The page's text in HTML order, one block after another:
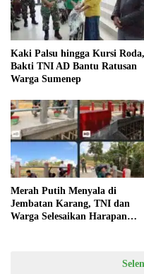
Kaki Palsu hingga Kursi Roda,
Bakti TNI AD Bantu Ratusan
Warga Sumenep
Merah Putih Menyala di
Jembatan Karang, TNI dan
Warga Selesaikan Harapan